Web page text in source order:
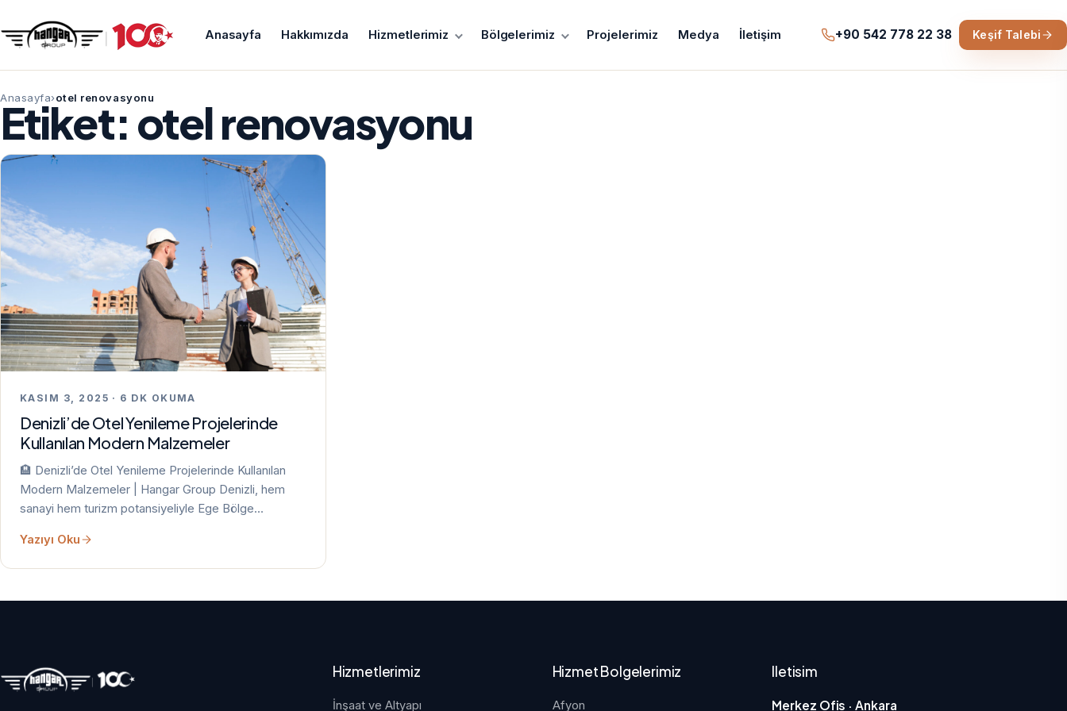
Anasayfa Hakkımızda Hizmetlerimiz Bölgelerimiz Projelerimiz Medya İletişim +90 542 778 22 38 Keşif Talebi
Anasayfa otel renovasyonu
Etiket:otel renovasyonu
KASIM 3, 2025 · 6 DK OKUMA
Denizli’de Otel Yenileme Projelerinde
Kullanılan Modern Malzemeler
🏨 Denizli’de Otel Yenileme Projelerinde Kullanılan
Modern Malzemeler | Hangar Group Denizli, hem
sanayi hem turizm potansiyeliyle Ege Bölge…
Yazıyı Oku
Hizmetlerimiz
İnşaat ve Altyapı
Hizmet Bolgelerimiz
Afyon
Iletisim
Merkez Ofis · Ankara